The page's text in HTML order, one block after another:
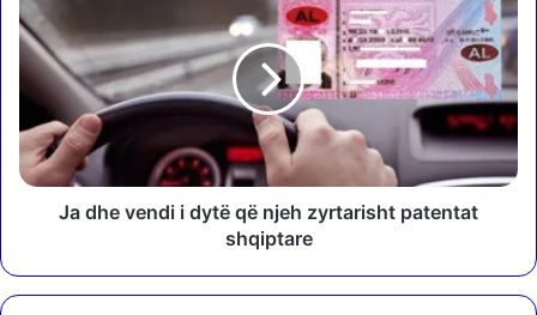
y
e
r
ë
t
g
d
h
e
n
d
Ja dhe vendi i dytë që njeh zyrtarisht patentat
shqiptare